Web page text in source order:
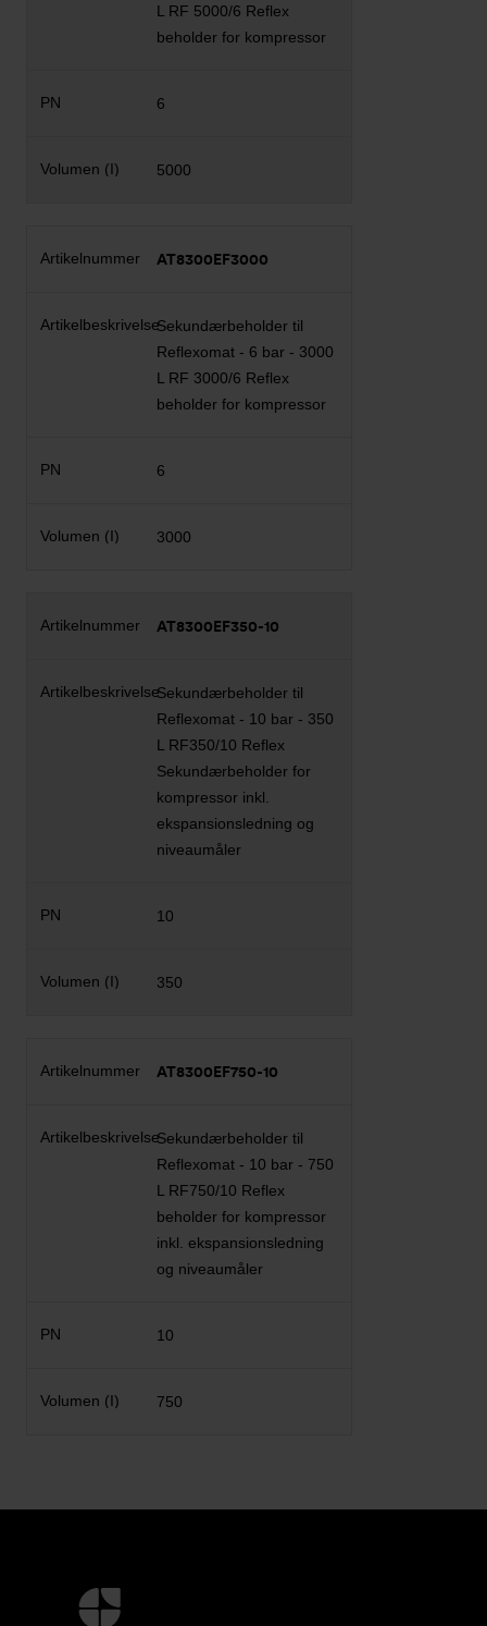
L RF 5000/6 Reflex
beholder for kompressor
6
5000
AT8300EF3000
Sekundærbeholder til
Reflexomat - 6 bar - 3000
L RF 3000/6 Reflex
beholder for kompressor
6
3000
AT8300EF350-10
Sekundærbeholder til
Reflexomat - 10 bar - 350
L RF350/10 Reflex
Sekundærbeholder for
kompressor inkl.
ekspansionsledning og
niveaumåler
10
350
AT8300EF750-10
Sekundærbeholder til
Reflexomat - 10 bar - 750
L RF750/10 Reflex
beholder for kompressor
inkl. ekspansionsledning
og niveaumåler
10
750
Yderligere